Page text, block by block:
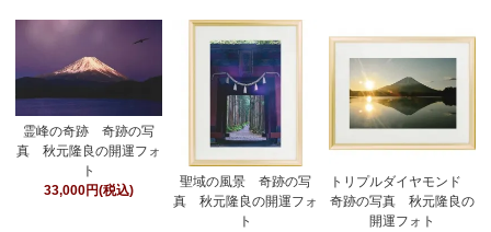
霊峰の奇跡 奇跡の写
真 秋元隆良の開運フォ
ト
33,000円(税込)
聖域の風景 奇跡の写
真 秋元隆良の開運フォ
ト
トリプルダイヤモンド
奇跡の写真 秋元隆良の
開運フォト